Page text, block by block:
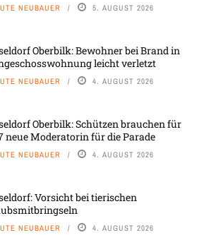
UTE NEUBAUER 5. AUGUST 2026
Oberbilk: Bewohner bei Brand in
leicht verletzt
UTE NEUBAUER 4. AUGUST 2026
Oberbilk: Schützen brauchen für
neue Moderatorin für die Parade
UTE NEUBAUER 4. AUGUST 2026
Vorsicht bei tierischen
UTE NEUBAUER 4. AUGUST 2026